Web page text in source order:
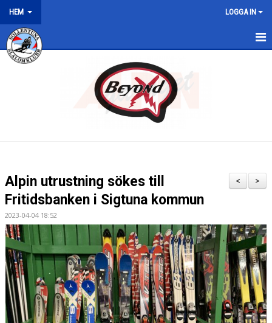
HEM LOGGA IN
HEM
>
<
Alpin utrustning sökes till
Fritidsbanken i Sigtuna kommun
2023-04-04 18:52